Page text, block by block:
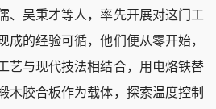
、吴秉才等人，率先开展对这门工
成的经验可循，他们便从零开始，
艺与现代技法相结合，用电烙铁替
木胶合板作为载体，探索温度控制